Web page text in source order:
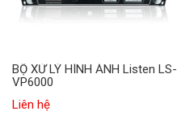
BỘ XỬ LÝ HÌNH ẢNH Listen LS-
VP6000
Liên hệ